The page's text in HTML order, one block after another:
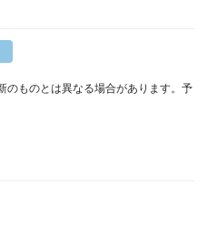
のものとは異なる場合があります。予